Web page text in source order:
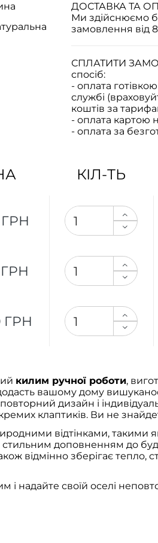
ДОСТАВКА ТА
Ми здійснюємо
замовлення від
СПЛАТИТИ
спосіб:
- оплата
службі
коштів за
- оплата картою
- оплата за
КІЛ-ТЬ
ГРН
килим ручної роботи,
вашому дому
дизайн і
клаптиків. Ви не
відтінками, такими
доповненням до
відмінно зберігає
надайте своїй оселі